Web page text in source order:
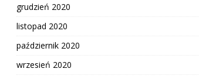
grudzień 2020
listopad 2020
październik 2020
wrzesień 2020